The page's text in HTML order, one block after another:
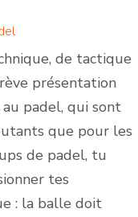
de tactique
présentation
padel, qui sont
que pour les
de padel, tu
tes
: la balle doit